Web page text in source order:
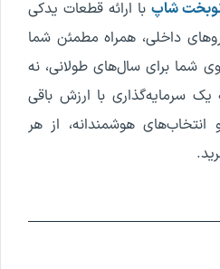
شاپ با ارائه قطعات یدکی
داخلی، همراه مطمئن شما
شما برای سال‌های طولانی، نه
یک سرمایه‌گذاری با ارزش باقی
هوشمندانه، از هر